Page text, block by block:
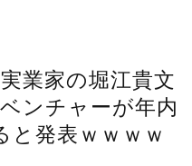
業家の堀江貴文
ンチャーが年内
と発表ｗｗｗｗ